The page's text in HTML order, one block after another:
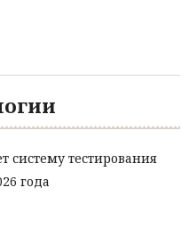
систему тестирования
года